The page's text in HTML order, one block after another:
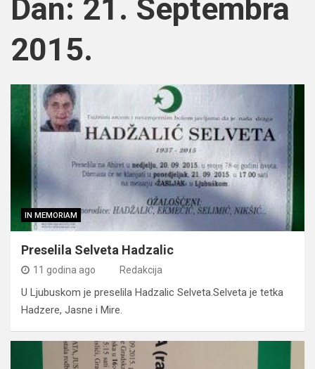
Dan: 21. Septembra
2015.
IN MEMORIAM
Preselila Selveta Hadzalic
11 godina ago Redakcija
U Ljubuskom je preselila Hadzalic Selveta.Selveta je tetka
Hadzere, Jasne i Mire.